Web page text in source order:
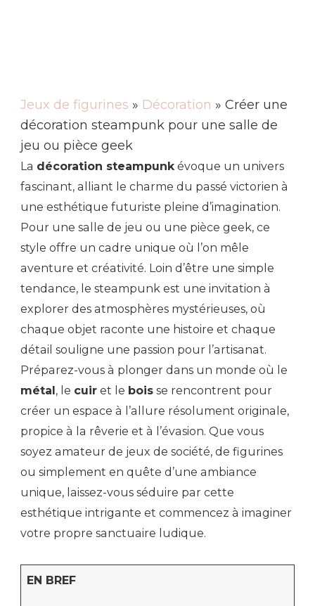
Jeux de figurines » Décoration » Créer une
décoration steampunk pour une salle de
jeu ou pièce geek
La décoration steampunk évoque un univers
fascinant, alliant le charme du passé victorien à
une esthétique futuriste pleine d’imagination.
Pour une salle de jeu ou une pièce geek, ce
style offre un cadre unique où l’on mêle
aventure et créativité. Loin d’être une simple
tendance, le steampunk est une invitation à
explorer des atmosphères mystérieuses, où
chaque objet raconte une histoire et chaque
détail souligne une passion pour l’artisanat.
Préparez-vous à plonger dans un monde où le
métal, le cuir et le bois se rencontrent pour
créer un espace à l’allure résolument originale,
propice à la rêverie et à l’évasion. Que vous
soyez amateur de jeux de société, de figurines
ou simplement en quête d’une ambiance
unique, laissez-vous séduire par cette
esthétique intrigante et commencez à imaginer
votre propre sanctuaire ludique.
EN BREF